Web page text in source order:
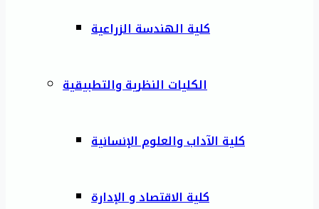
كلية الهندسة الزراعية
الكليات النظرية والتطبيقية
كلية الآداب والعلوم الإنسانية
كلية الاقتصاد و الإدارة